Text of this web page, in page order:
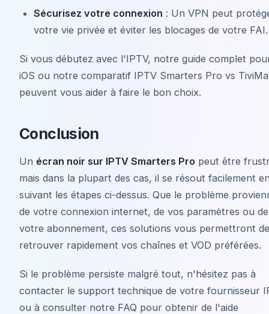
Sécurisez votre connexion : Un VPN peut
votre vie privée et éviter les blocages de votre FAI.
Si vous débutez avec l'IPTV, notre guide complet
iOS ou notre comparatif IPTV Smarters Pro vs
peuvent vous aider à faire le bon choix.
Conclusion
Un écran noir sur IPTV Smarters Pro peut être
mais dans la plupart des cas, il se résout facilement
suivant les étapes ci-dessus. Que le problème
de votre connexion internet, de vos paramètres ou de
votre abonnement, ces solutions vous permettront de
retrouver rapidement vos chaînes et VOD préférées.
Si le problème persiste malgré tout, n'hésitez pas à
contacter le support technique de votre fournisseur
ou à consulter notre FAQ pour obtenir de l'aide